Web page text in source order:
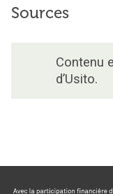
Sources
Contenu
d’Usito.